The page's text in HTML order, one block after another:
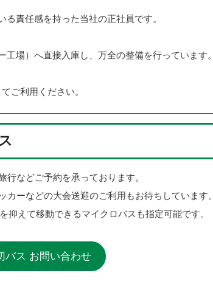
責任感を持った当社の正社員です。
場）へ直接入庫し、万全の整備を行っています。
ご利用ください。
などご予約を承っております。
ーなどの大会送迎のご利用もお待ちしています。
えて移動できるマイクロバスも指定可能です。
バス お問い合わせ